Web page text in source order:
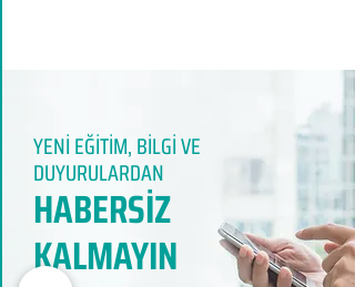
YENİ EĞİTİM, BİLGİ VE
DUYURULARDAN
HABERSİZ
KALMAYIN​